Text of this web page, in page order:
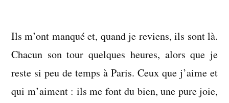
Ils m’ont manqué et, quand je reviens, ils sont là.
Chacun son tour quelques heures, alors que je
reste si peu de temps à Paris. Ceux que j’aime et
qui m’aiment : ils me font du bien, une pure joie,